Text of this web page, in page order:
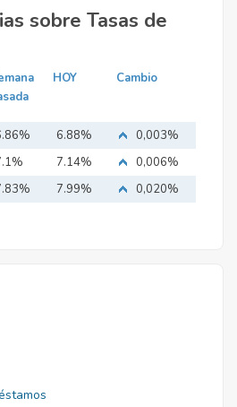
sobre Tasas de
HOY Cambio
6.88%
0,003%
7.14%
0,006%
7.99% 0,020%